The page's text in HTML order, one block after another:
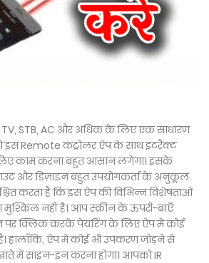
STB, AC और अधिक के लिए एक साधारण
Remote कंट्रोलर ऐप के साथ इंटरैक्ट
काम करना बहुत आसान लगेगा। इसके
और डिज़ाइन बहुत उपयोगकर्ता के अनुकूल
करता है कि इस ऐप की विभिन्न विशेषताओं
नहीं है। आप स्क्रीन के ऊपरी-बाएँ
क्लिक करके पेयरिंग के लिए ऐप में कोई
हालाँकि, ऐप में कोई भी उपकरण जोड़ने से
में साइन-इन करना होगा। आपको IR